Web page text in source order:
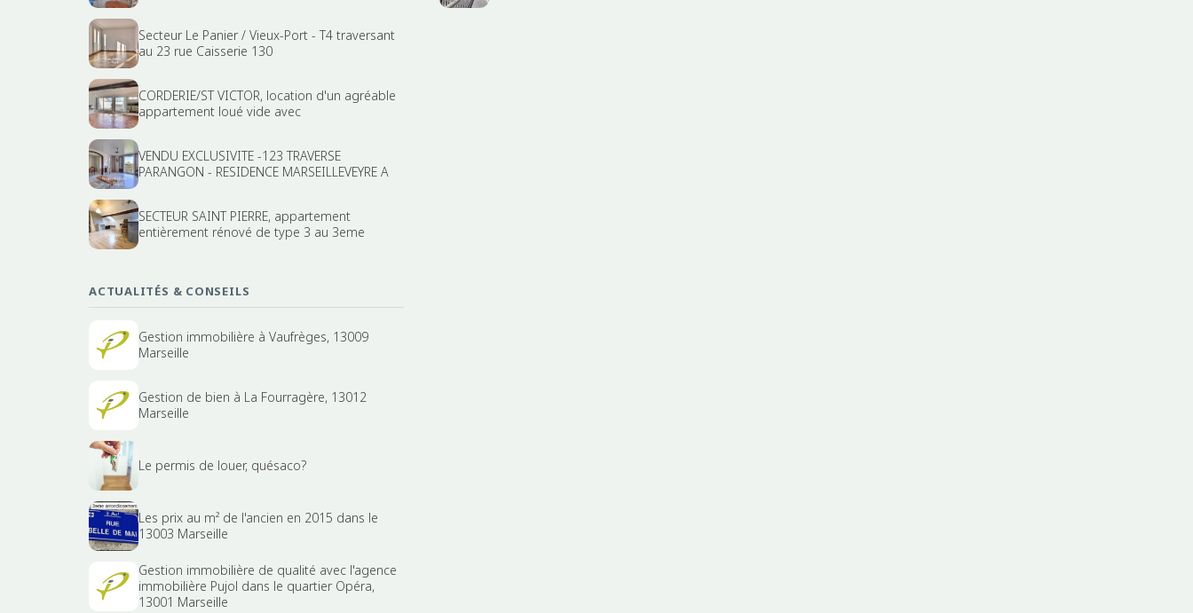
Secteur Le Panier / Vieux-Port - T4 traversant
au 23 rue Caisserie 130
CORDERIE/ST VICTOR, location d'un agréable
appartement loué vide avec
VENDU EXCLUSIVITE -123 TRAVERSE
PARANGON - RESIDENCE MARSEILLEVEYRE A
SECTEUR SAINT PIERRE, appartement
entièrement rénové de type 3 au 3eme
ACTUALITÉS & CONSEILS
Gestion immobilière à Vaufrèges, 13009
Marseille
Gestion de bien à La Fourragère, 13012
Marseille
Le permis de louer, quésaco?
Les prix au m² de l'ancien en 2015 dans le
13003 Marseille
Gestion immobilière de qualité avec l'agence
immobilière Pujol dans le quartier Opéra,
13001 Marseille